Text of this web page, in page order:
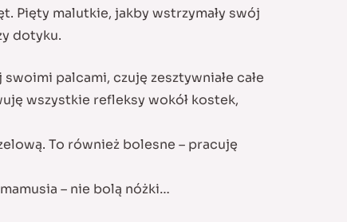
Pięty malutkie, jakby wstrzymały swój
dotyku.
palcami, czuję zesztywniałe całe
wszystkie refleksy wokół kostek,
To również bolesne – pracuję
– nie bolą nóżki…